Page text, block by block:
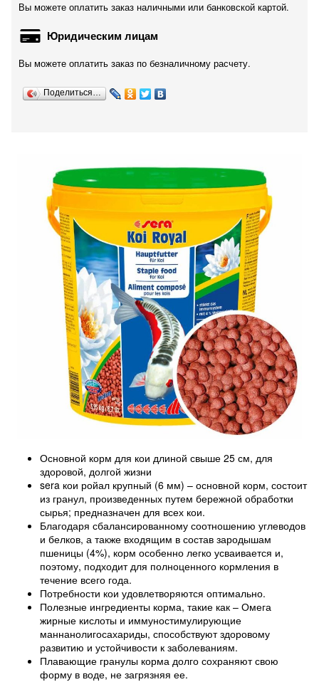
Вы можете оплатить заказ наличными или банковской картой.
Юридическим лицам
Вы можете оплатить заказ по безналичному расчету.
Поделиться…
Основной корм для кои длиной свыше 25 см, для
здоровой, долгой жизни
sera кои ройал крупный (6 мм) – основной корм, состоит
из гранул, произведенных путем бережной обработки
сырья; предназначен для всех кои.
Благодаря сбалансированному соотношению углеводов
и белков, а также входящим в состав зародышам
пшеницы (4%), корм особенно легко усваивается и,
поэтому, подходит для полноценного кормления в
течение всего года.
Потребности кои удовлетворяются оптимально.
Полезные ингредиенты корма, такие как – Омега
жирные кислоты и иммуностимулирующие
маннанолигосахариды, способствуют здоровому
развитию и устойчивости к заболеваниям.
Плавающие гранулы корма долго сохраняют свою
форму в воде, не загрязняя ее.